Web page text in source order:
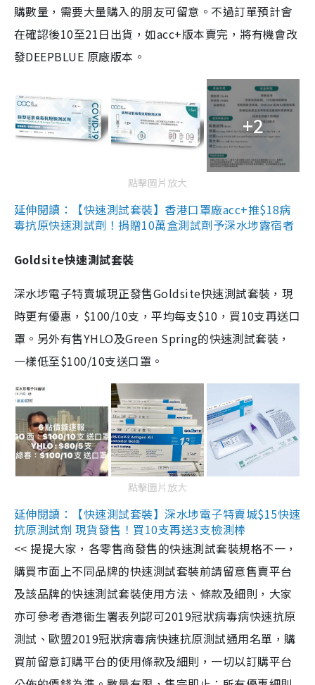
購數量，需要大量購入的朋友可留意。不過訂單預計會
在確認後10至21日出貨，如acc+版本賣完，將有機會改
發DEEPBLUE 原廠版本。
+2
點擊圖片放大
延伸閱讀：【快速測試套裝】香港口罩廠acc+推$18病
毒抗原快速測試劑！捐贈10萬盒測試劑予深水埗露宿者
Goldsite快速測試套裝
深水埗電子特賣城現正發售Goldsite快速測試套裝，現
時更有優惠，$100/10支，平均每支$10，買10支再送口
罩。另外有售YHLO及Green Spring的快速測試套裝，
一樣低至$100/10支送口罩。
點擊圖片放大
延伸閱讀：【快速測試套裝】深水埗電子特賣城$15快速
抗原測試劑 現貨發售！買10支再送3支檢測棒
<< 提提大家，各零售商發售的快速測試套裝規格不一，
購買市面上不同品牌的快速測試套裝前請留意售賣平台
及該品牌的快速測試套裝使用方法、條款及細則，大家
亦可參考香港衞生署表列認可2019冠狀病毒病快速抗原
測試、歐盟2019冠狀病毒病快速抗原測試通用名單，購
買前留意訂購平台的使用條款及細則，一切以訂購平台